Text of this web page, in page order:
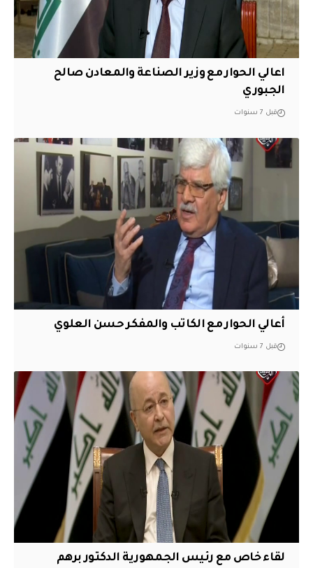
اعالي الحوار مع وزير الصناعة والمعادن صالح
الجبوري
قبل 7 سنوات
أعالي الحوار مع الكاتب والمفكر حسن العلوي
قبل 7 سنوات
لقاء خاص مع رئيس الجمهورية الدكتور برهم